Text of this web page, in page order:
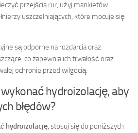
przejścia rur, użyj mankietów
uszczelniających, które mocuje się
są odporne na rozdarcia oraz
co zapewnia ich trwałość oraz
ochronie przed wilgocią.
wykonać hydroizolację, aby
błędów?
hydroizolację, stosuj się do poniższych